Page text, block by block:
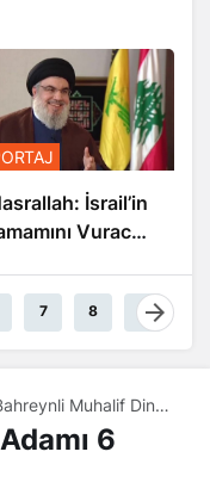
İsrail’in
Vuracak
7 8 9
Muhalif Din
Adamı 6 yıldır Tutuklu
6